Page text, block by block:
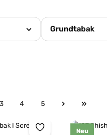
Grundtabak
Seite
3
Seite
4
Seite
5
Neu